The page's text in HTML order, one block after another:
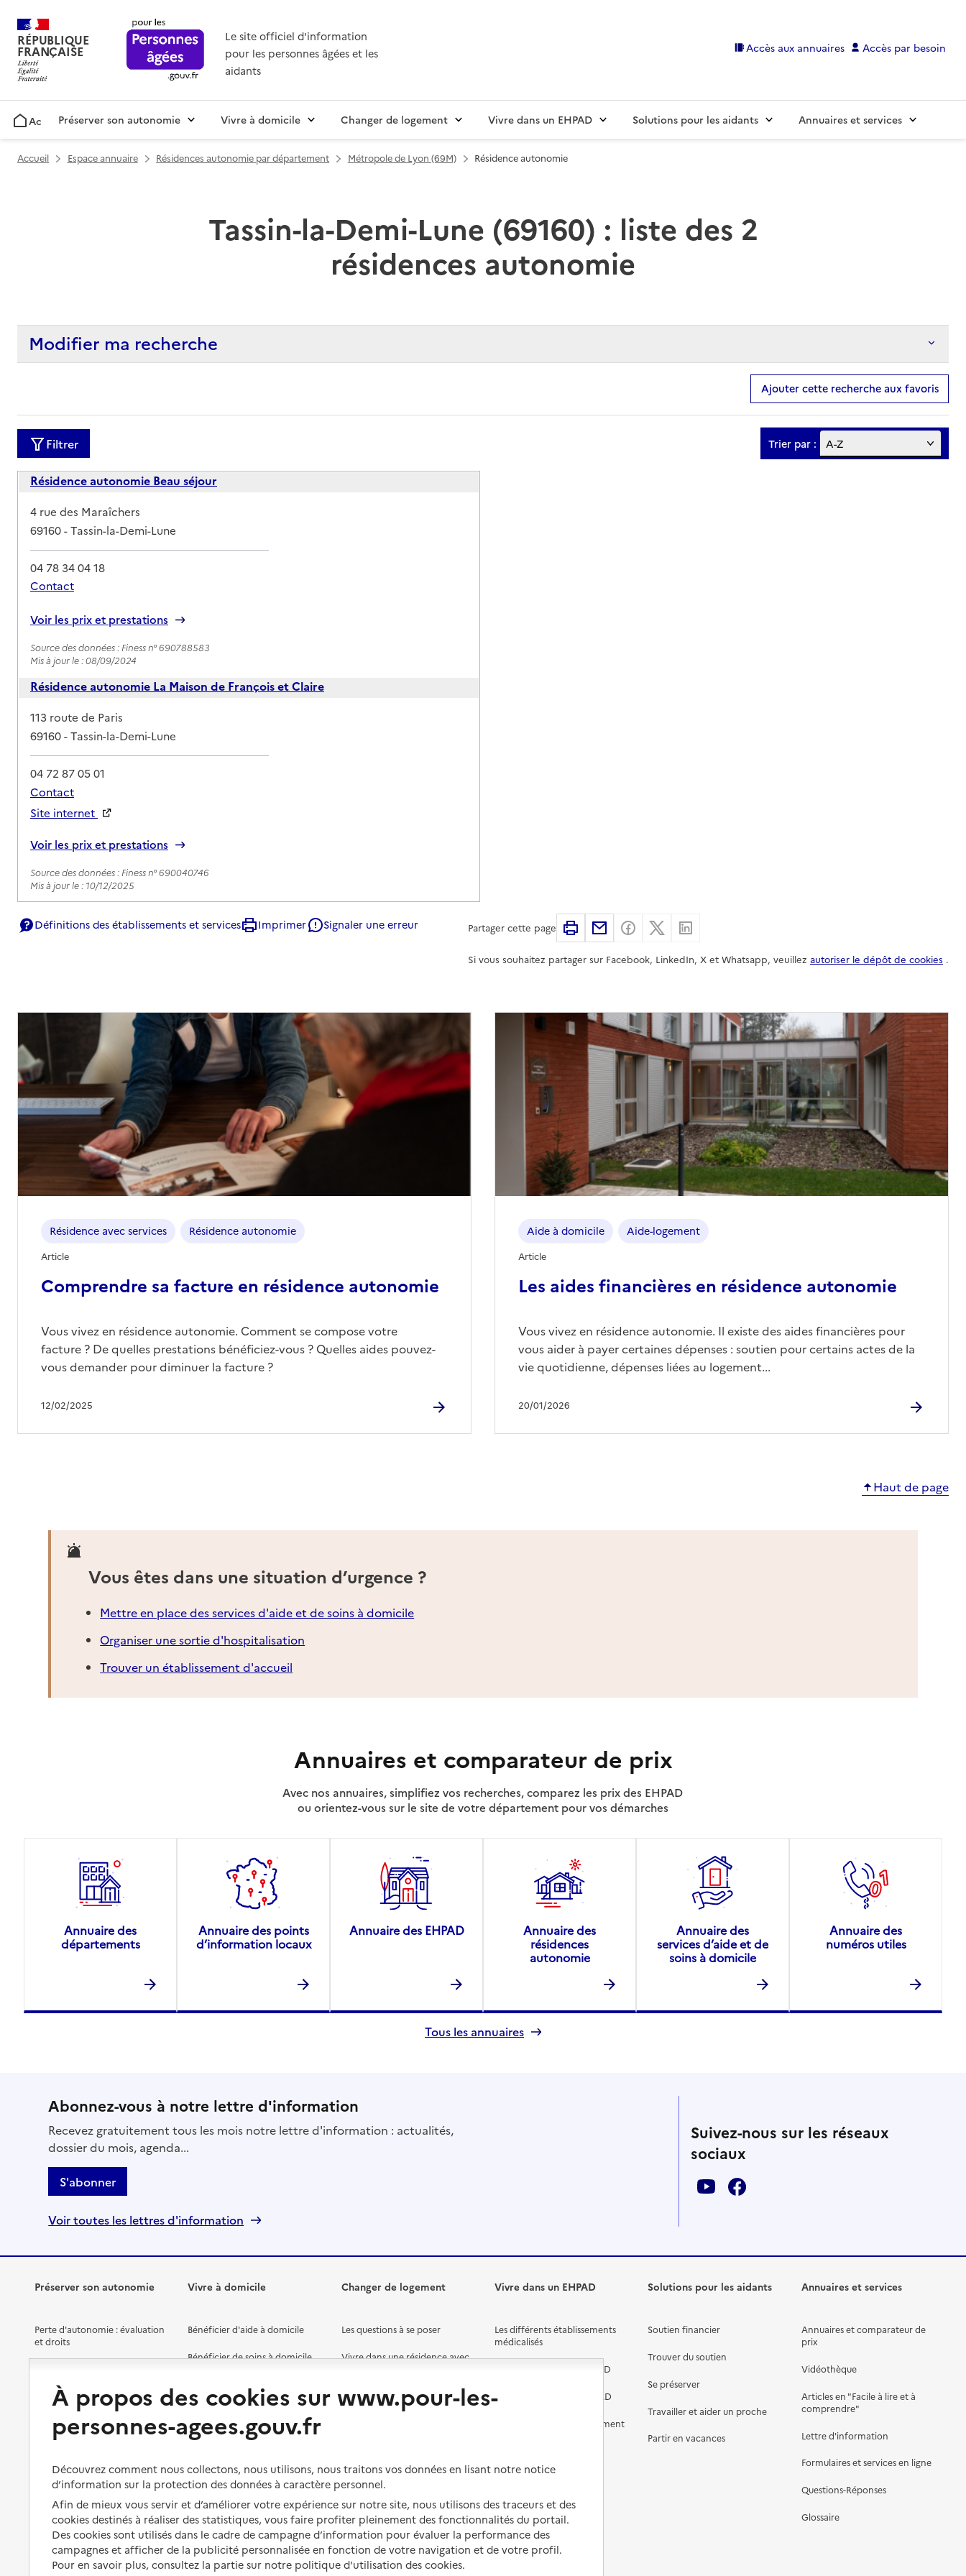
RÉPUBLIQUE
FRANÇAISE
Le site officiel d'information
pour les personnes âgées et les
aidants
Accès aux annuaires Accès par besoin
AccueilPréserver son autonomie Vivre à domicile Changer de logement Vivre dans un EHPAD Solutions pour les aidants Annuaires et services
Accueil Espace annuaire Résidences autonomie par département Métropole de Lyon (69M) Résidence autonomie
Tassin-la-Demi-Lune (69160) : liste des 2
résidences autonomie
Modifier ma recherche
Ajouter cette recherche aux favoris
Filtrer Trier par :
Résidence autonomie Beau séjour
Adresse
4 rue des Maraîchers
69160-Tassin-la-Demi-Lune
04 78 34 04 18
Contact
Voir les prix et prestations
Source des données : Finess n° 690788583
Mis à jour le : 08/09/2024
Résidence autonomie La Maison de François et Claire
Adresse
113 route de Paris
69160-Tassin-la-Demi-Lune
04 72 87 05 01
Contact
Site internet
Voir les prix et prestations
Source des données : Finess n° 690040746
Mis à jour le : 10/12/2025
Définitions des établissements et services Imprimer Signaler une erreur Partager cette page ImprimerPartager par email
Partager sur Facebook
Partager sur X
Si vous souhaitez partager sur Facebook, LinkedIn, X et Whatsapp, veuillez autoriser le dépôt de cookies .
Comprendre sa facture en résidence autonomie
12/02/2025
Résidence avec services Résidence autonomie
Article
Vous vivez en résidence autonomie. Comment se compose votre
facture ? De quelles prestations bénéficiez-vous ? Quelles aides pouvez-
vous demander pour diminuer la facture ?
Les aides financières en résidence autonomie
20/01/2026
Aide à domicile Aide-logement
Article
Vous vivez en résidence autonomie. Il existe des aides financières pour
vous aider à payer certaines dépenses : soutien pour certains actes de la
vie quotidienne, dépenses liées au logement...
Haut de page
Vous êtes dans une situation d’urgence ?
Mettre en place des services d'aide et de soins à domicile
Organiser une sortie d'hospitalisation
Trouver un établissement d'accueil
Annuaires et comparateur de prix
Avec nos annuaires, simplifiez vos recherches, comparez les prix des EHPAD
ou orientez-vous sur le site de votre département pour vos démarches
Annuaire des
départements
Annuaire des points
d’information locaux
Annuaire des EHPAD
Annuaire des
résidences
autonomie
Annuaire des
services d’aide et de
soins à domicile
Annuaire des
numéros utiles
Tous les annuaires
Abonnez-vous à notre lettre d'information
Recevez gratuitement tous les mois notre lettre d'information : actualités,
dossier du mois, agenda...
S'abonner
Voir toutes les lettres d'information
Suivez-nous sur les réseaux
sociaux
Préserver son autonomie
Perte d'autonomie : évaluation
et droits
Préserver son autonomie et sa
santé
Les mesures de protection
Les obligations de la famille
À qui s’adresser ?
Les politiques du grand âge
Vivre à domicile
Bénéficier d'aide à domicile
Bénéficier de soins à domicile
Partager son logement
Vivre à domicile avec une
maladie ou un handicap
Être hospitalisé
Fin de vie à domicile
Changer de logement
Les questions à se poser
Vivre dans une résidence avec
Vivre chez un proche
Vivre dans un EHPAD
Les différents établissements
médicalisés
Préparer l'entrée en EHPAD
Aides financières en EHPAD
Prévention, accompagnement
EHPAD
Droits en EHPAD
Fin de vie en EHPAD
Solutions pour les aidants
Soutien financier
Trouver du soutien
Se préserver
Travailler et aider un proche
Partir en vacances
Annuaires et services
Annuaires et comparateur de
prix
Vidéothèque
Articles en "Facile à lire et à
comprendre"
Lettre d'information
Formulaires et services en ligne
Questions-Réponses
Glossaire
À propos des cookies sur www.pour-les-
personnes-agees.gouv.fr
Découvrez comment nous collectons, nous utilisons, nous traitons vos données en lisant notre notice
d’information sur la protection des données à caractère personnel.
Afin de mieux vous servir et d’améliorer votre expérience sur notre site, nous utilisons des traceurs et des
cookies destinés à réaliser des statistiques, vous faire profiter pleinement des fonctionnalités du portail.
Des cookies sont utilisés dans le cadre de campagne d’information pour évaluer la performance des
campagnes et afficher de la publicité personnalisée en fonction de votre navigation et de votre profil.
Pour en savoir plus, consultez la partie sur notre politique d'utilisation des cookies.